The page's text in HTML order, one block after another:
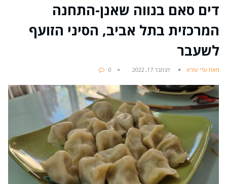
דים סאם בנווה שאנן-התחנה
המרכזית בתל אביב, הסיני הזועף
לשעבר
מאת עדי עזרא דצמבר 17, 2022 0